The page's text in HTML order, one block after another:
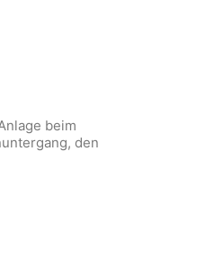
beim
den